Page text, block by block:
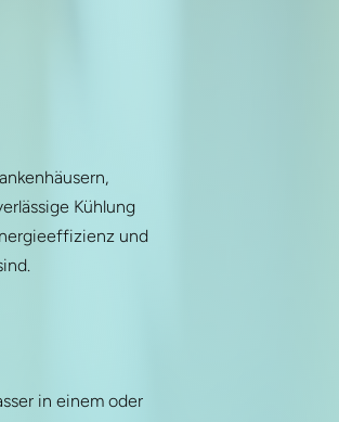
Kühlung
und
in einem oder